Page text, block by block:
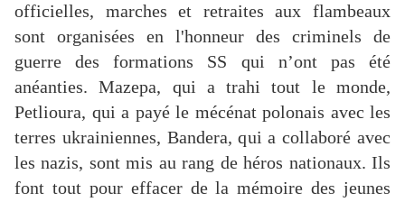
officielles, marches et retraites aux flambeaux
sont organisées en l'honneur des criminels de
guerre des formations SS qui n’ont pas été
anéanties. Mazepa, qui a trahi tout le monde,
Petlioura, qui a payé le mécénat polonais avec les
terres ukrainiennes, Bandera, qui a collaboré avec
les nazis, sont mis au rang de héros nationaux. Ils
font tout pour effacer de la mémoire des jeunes